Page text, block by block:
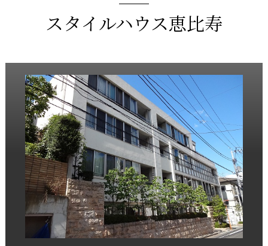
スタイルハウス恵比寿